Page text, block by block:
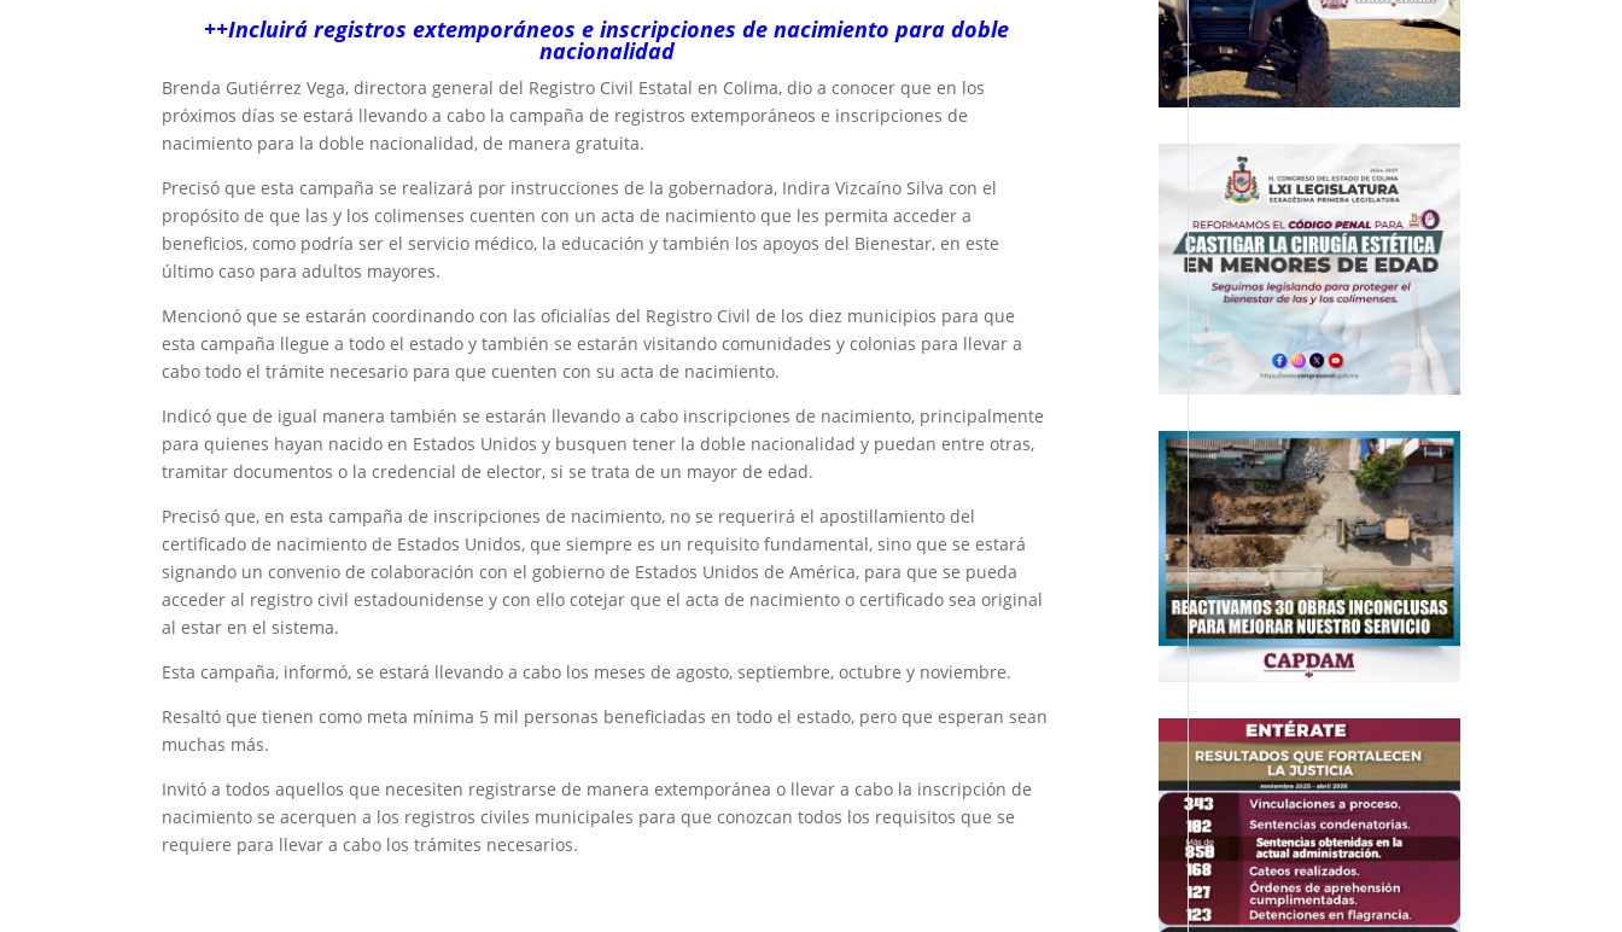
++Incluirá registros extemporáneos e inscripciones de nacimiento para doble
nacionalidad
Brenda Gutiérrez Vega, directora general del Registro Civil Estatal en Colima, dio a conocer que en los
próximos días se estará llevando a cabo la campaña de registros extemporáneos e inscripciones de
nacimiento para la doble nacionalidad, de manera gratuita.
Precisó que esta campaña se realizará por instrucciones de la gobernadora, Indira Vizcaíno Silva con el
propósito de que las y los colimenses cuenten con un acta de nacimiento que les permita acceder a
beneficios, como podría ser el servicio médico, la educación y también los apoyos del Bienestar, en este
último caso para adultos mayores.
Mencionó que se estarán coordinando con las oficialías del Registro Civil de los diez municipios para que
esta campaña llegue a todo el estado y también se estarán visitando comunidades y colonias para llevar a
cabo todo el trámite necesario para que cuenten con su acta de nacimiento.
Indicó que de igual manera también se estarán llevando a cabo inscripciones de nacimiento, principalmente
para quienes hayan nacido en Estados Unidos y busquen tener la doble nacionalidad y puedan entre otras,
tramitar documentos o la credencial de elector, si se trata de un mayor de edad.
Precisó que, en esta campaña de inscripciones de nacimiento, no se requerirá el apostillamiento del
certificado de nacimiento de Estados Unidos, que siempre es un requisito fundamental, sino que se estará
signando un convenio de colaboración con el gobierno de Estados Unidos de América, para que se pueda
acceder al registro civil estadounidense y con ello cotejar que el acta de nacimiento o certificado sea original
al estar en el sistema.
Esta campaña, informó, se estará llevando a cabo los meses de agosto, septiembre, octubre y noviembre.
Resaltó que tienen como meta mínima 5 mil personas beneficiadas en todo el estado, pero que esperan sean
muchas más.
Invitó a todos aquellos que necesiten registrarse de manera extemporánea o llevar a cabo la inscripción de
nacimiento se acerquen a los registros civiles municipales para que conozcan todos los requisitos que se
requiere para llevar a cabo los trámites necesarios.